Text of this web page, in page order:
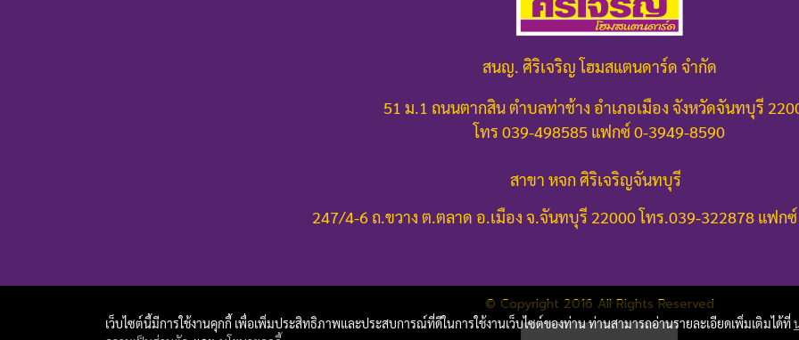
สนญ. ศิริเจริญ โฮมสแตนดาร์ด จำกัด
51 ม.1 ถนนตากสิน ตำบลท่าช้าง อำเภอเมือง จังหวัดจันทบุรี
โทร 039-498585 แฟกซ์ 0-3949-8590
สาขา หจก ศิริเจริญจันทบุรี
247/4-6 ถ.ขวาง ต.ตลาด อ.เมือง จ.จันทบุรี 22000โทร.039-322878 แฟก
© Copyright 2016 All Rights Reserved
ผู้เข้าชมวันนี้ 777
เว็บไซต์นี้มีการใช้งานคุกกี้ เพื่อเพิ่มประสิทธิภาพและประสบการณ์ที่ดีในการใช้งานเว็บไซต์ของท่าน ท่านสามารถอ่านรายละเอียดเพิ่มเติมได้ที่